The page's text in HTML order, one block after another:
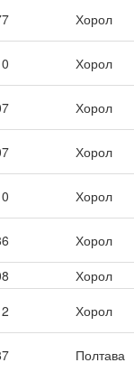
Хорол
Хорол
Хорол
Хорол
Хорол
Хорол
Хорол
Хорол
Полтава